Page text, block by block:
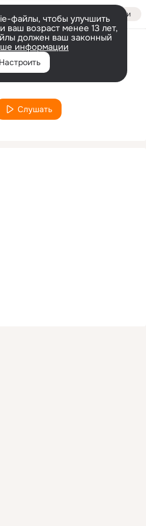
Войти
файлы, чтобы улучшить
ваш возраст менее 13 лет,
должен ваш законный
информации
Настроить
Слушать